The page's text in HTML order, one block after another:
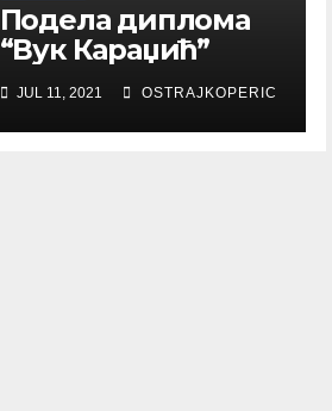
Подела диплома
“Вук Караџић”
JUL 11, 2021 OSTRAJKOPERIC